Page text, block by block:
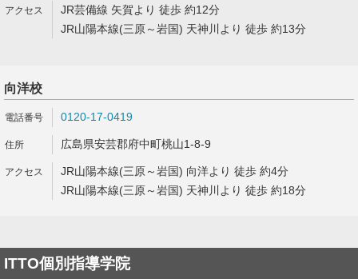
JR芸備線 矢賀より 徒歩 約12分
JR山陽本線(三原～岩国) 天神川より 徒歩 約13分
向洋校
0120-17-0419
広島県安芸郡府中町桃山1-8-9
JR山陽本線(三原～岩国) 向洋より 徒歩 約4分
JR山陽本線(三原～岩国) 天神川より 徒歩 約18分
ITTO個別指導学院